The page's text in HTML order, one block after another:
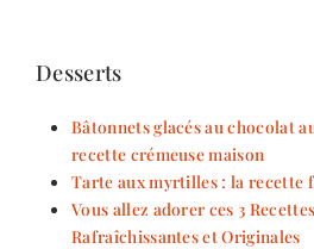
Desserts
Bâtonnets glacés au chocolat
recette crémeuse maison
Tarte aux myrtilles : la recette
Vous allez adorer ces 3
Rafraîchissantes et Originales